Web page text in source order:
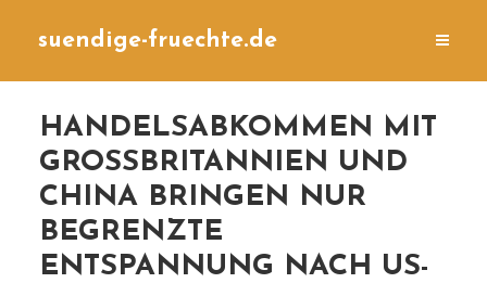
suendige-fruechte.de
HANDELSABKOMMEN MIT
GROSSBRITANNIEN UND C
HINA BRINGEN NUR B
EGRENZTE E
NTSPANNUNG NACH US-Z